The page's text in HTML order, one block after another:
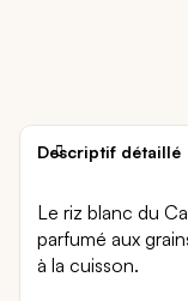
Descriptif détaillé
Le riz blanc du
parfumé aux
à la cuisson.